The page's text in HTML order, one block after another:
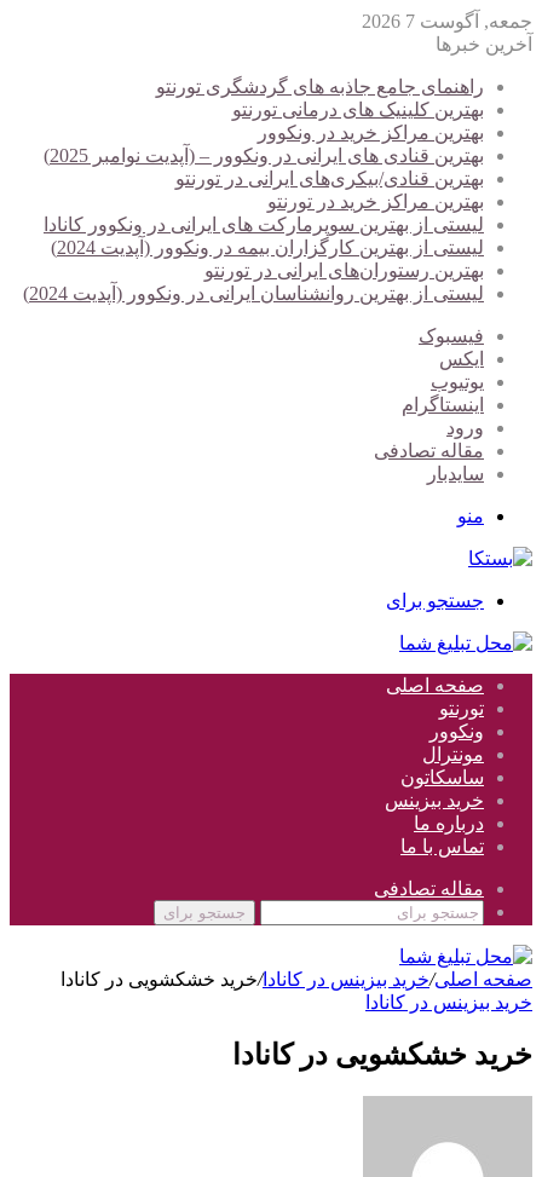
جمعه, آگوست 7 2026
آخرین خبرها
راهنمای جامع جاذبه های گردشگری تورنتو
بهترین کلینیک های درمانی تورنتو
بهترین مراکز خرید در ونکوور
بهترین قنادی های ایرانی در ونکوور – (آپدیت نوامبر 2025)
بهترین قنادی/بیکری‌های ایرانی در تورنتو
بهترین مراکز خرید در تورنتو
لیستی از بهترین سوپرمارکت های ایرانی در ونکوور کانادا
لیستی از بهترین کارگزاران بیمه در ونکوور (آپدیت 2024)
بهترین رستوران‌های ایرانی در تورنتو
لیستی از بهترین روانشناسان ایرانی در ونکوور (آپدیت 2024)
فیسبوک
ایکس
یوتیوب
اینستاگرام
ورود
مقاله تصادفی
سایدبار
منو
جستجو برای
صفحه اصلی
تورنتو
ونکوور
مونترال
ساسکاتون
خرید بیزینس
درباره ما
تماس با ما
مقاله تصادفی
جستجو برای
صفحه اصلی/خرید بیزینس در کانادا/خرید خشکشویی در کانادا
خرید بیزینس در کانادا
خرید خشکشویی در کانادا